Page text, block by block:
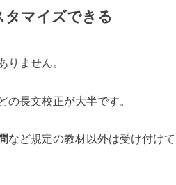
タマイズできる
ません。
長文校正が大半です。
など規定の教材以外は受け付けて